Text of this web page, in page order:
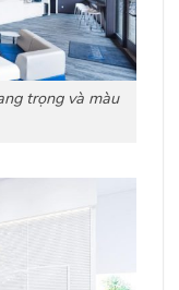
trọng và màu